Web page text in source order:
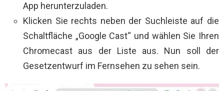
App herunterzuladen.
Klicken Sie rechts neben der Suchleiste auf die
Schaltfläche „Google Cast“ und wählen Sie Ihren
Chromecast aus der Liste aus. Nun soll der
Gesetzentwurf im Fernsehen zu sehen sein.